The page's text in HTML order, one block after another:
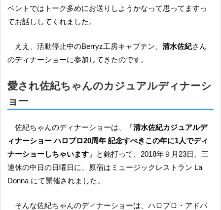
ベントではトーク多めにお送りしようかなって思ってますっ
てお話ししてくれました。
ええ、活動停止中のBerryz工房キャプテン、清水佐紀さん
のディナーショーに参加してきたのです。
愛され佐紀ちゃんのカジュアルディナーシ
ョー
佐紀ちゃんのディナーショーは、『清水佐紀カジュアルデ
ィナーショー ハロプロ20周年 記念すべきこの年に1人でディ
ナーショーしちゃいます 』と銘打って、2018年９月23日、三
連休の中日の日曜日に、原宿はミュージックレストラン La
Donna にて開催されました。
そんな佐紀ちゃんのディナーショーは、ハロプロ・アドバ